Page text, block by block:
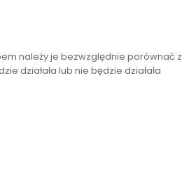
należy je bezwzględnie porównać z
działała lub nie będzie działała